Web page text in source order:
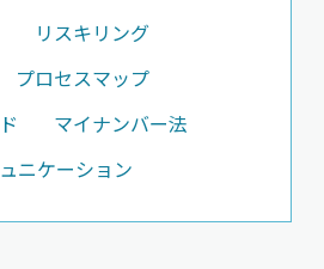
リスキリング
プロセスマップ
マイナンバー法
ニケーション